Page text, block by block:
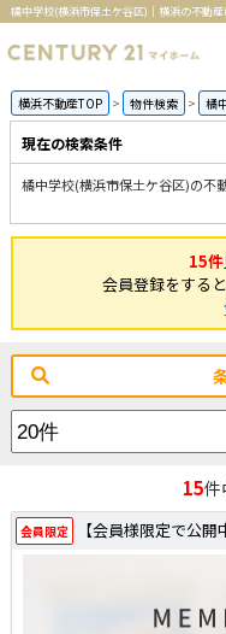
橘中学校(横浜市保土ケ谷区)｜横浜の不動
横浜不動産TOP 物件検索 橘
現在の検索条件
橘中学校(横浜市保土ケ谷区)の不
15件
会員登録をする
15件
会員限定 【会員様限定で公開